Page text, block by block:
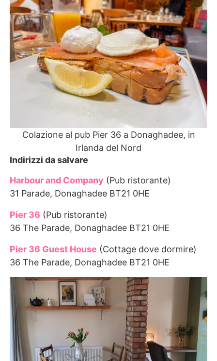
Colazione al pub Pier 36 a Donaghadee, in
Irlanda del Nord
Indirizzi da salvare
Harbour and Company (Pub ristorante)
31 Parade, Donaghadee BT21 0HE
Pier 36 (Pub ristorante)
36 The Parade, Donaghadee BT21 0HE
Pier 36 Guest House (Cottage dove dormire)
36 The Parade, Donaghadee BT21 0HE